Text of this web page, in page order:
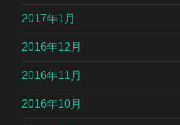
2017年1月
2016年12月
2016年11月
2016年10月